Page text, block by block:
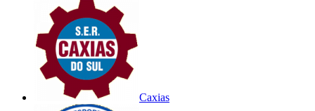
Caxias